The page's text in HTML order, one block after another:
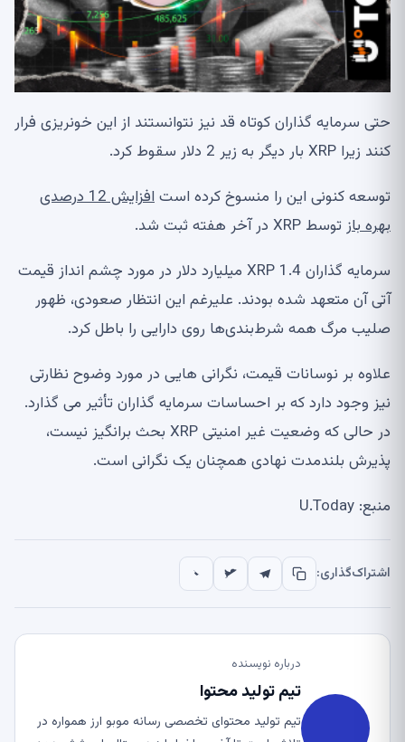
حتی سرمایه گذاران کوتاه قد نیز نتوانستند از این خونریزی فرار
کنند زیرا XRP بار دیگر به زیر 2 دلار سقوط کرد.
توسعه کنونی این را منسوخ کرده است
افزایش 12 درصدی
بهره بازتوسط XRP در آخر هفته ثبت شد.
سرمایه گذاران XRP 1.4 میلیارد دلار در مورد چشم انداز قیمت
آتی آن متعهد شده بودند. علیرغم این انتظار صعودی، ظهور
صلیب مرگ همه شرط‌بندی‌ها روی دارایی را باطل کرد.
علاوه بر نوسانات قیمت، نگرانی هایی در مورد وضوح نظارتی
نیز وجود دارد که بر احساسات سرمایه گذاران تأثیر می گذارد.
در حالی که وضعیت غیر امنیتی XRP بحث برانگیز نیست،
پذیرش بلندمدت نهادی همچنان یک نگرانی است.
منبع: U.Today
اشتراک‌گذاری:
درباره نویسنده
تیم تولید محتوا
تیم تولید محتوای تخصصی رسانه موبو ارز همواره در